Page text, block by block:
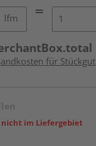
lfm
für Stückgut
im Liefergebiet